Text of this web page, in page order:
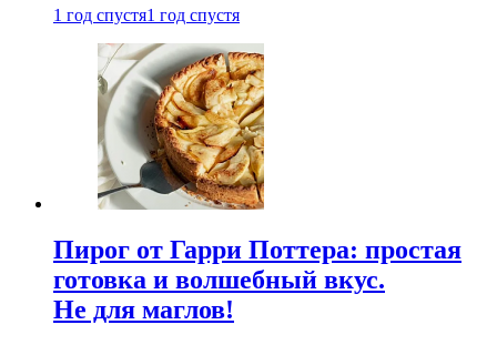
1 год спустя1 год спустя
Пирог от Гарри Поттера: простая
готовка и волшебный вкус.
Не для маглов!